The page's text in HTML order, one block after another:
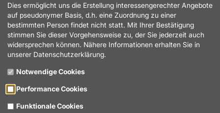
Öffnungszeiten
Standorte
© 2024 Maxus
Dies ermöglicht uns die Erstellung interessengerechter Angebote
auf pseudonymer Basis, d.h. eine Zuordnung zu einer
bestimmten Person findet nicht statt. Mit Ihrer Bestätigung
stimmen Sie dieser Vorgehensweise zu, der Sie jederzeit auch
widersprechen können. Nähere Informationen erhalten Sie in
unserer Datenschutzerklärung.
Notwendige Cookies
Performance Cookies
Funktionale Cookies